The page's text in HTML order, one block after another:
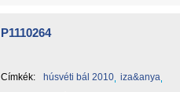
P1110264
Címkék: húsvéti bál 2010 iza&anya